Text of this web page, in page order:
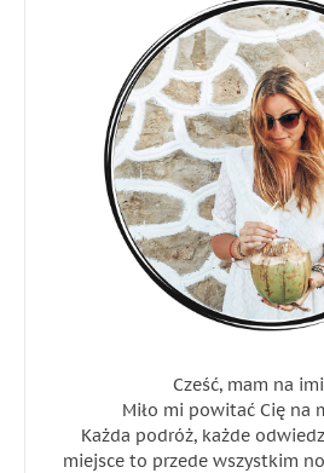
Cześć, mam na
Miło mi powitać Cię na
Każda podróż, każde
miejsce to przede wszystkim